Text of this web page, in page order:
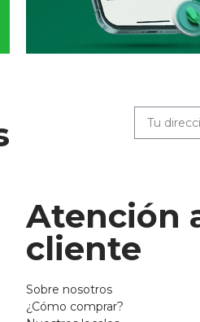
Atención
cliente
Sobre nosotros
¿Cómo comprar?